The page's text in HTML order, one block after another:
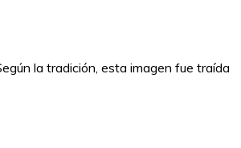
la tradición, esta imagen fue traída